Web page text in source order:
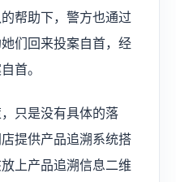
帮助下，警方也通过
们回来投案自首，经
首。
只是没有具体的落
提供产品追溯系统搭
上产品追溯信息二维